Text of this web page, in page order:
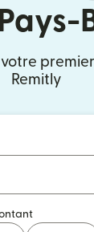
Remitly